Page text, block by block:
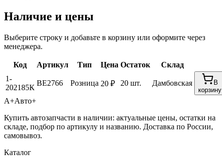
Наличие и цены
Выберите строку и добавьте в корзину или оформите через
менеджера.
Код Артикул Тип Цена Остаток
Склад
1-
202185К
BE2766 Розница 20 ₽ 20 шт. Дамбовская
В
корзину
А+Авто+
Купить автозапчасти в наличии: актуальные цены, остатки на
складе, подбор по артикулу и названию. Доставка по России,
самовывоз.
Каталог